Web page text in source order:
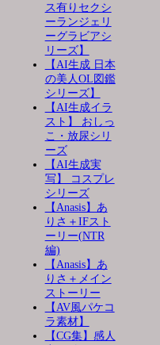
ス有りセクシ
ーランジェリ
ーグラビアシ
リーズ】
【AI生成 日本
の美人OL図鑑
シリーズ】
【AI生成イラ
スト】 おしっ
こ・放尿シリ
ーズ
【AI生成実
写】 コスプレ
シリーズ
【Anasis】あ
りさ＋IFスト
ーリー(NTR
編)
【Anasis】あ
りさ＋メイン
ストーリー
【AV風パケコ
ラ素材】
【CG集】感人